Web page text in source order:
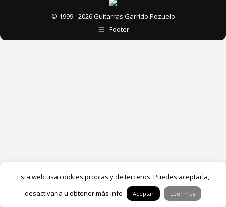
© 1999 - 2026 Guitarras Garrido Pozuelo
Footer
Esta web usa cookies propias y de terceros. Puedes aceptarla,
desactivarla u obtener más info
Aceptar Leer más